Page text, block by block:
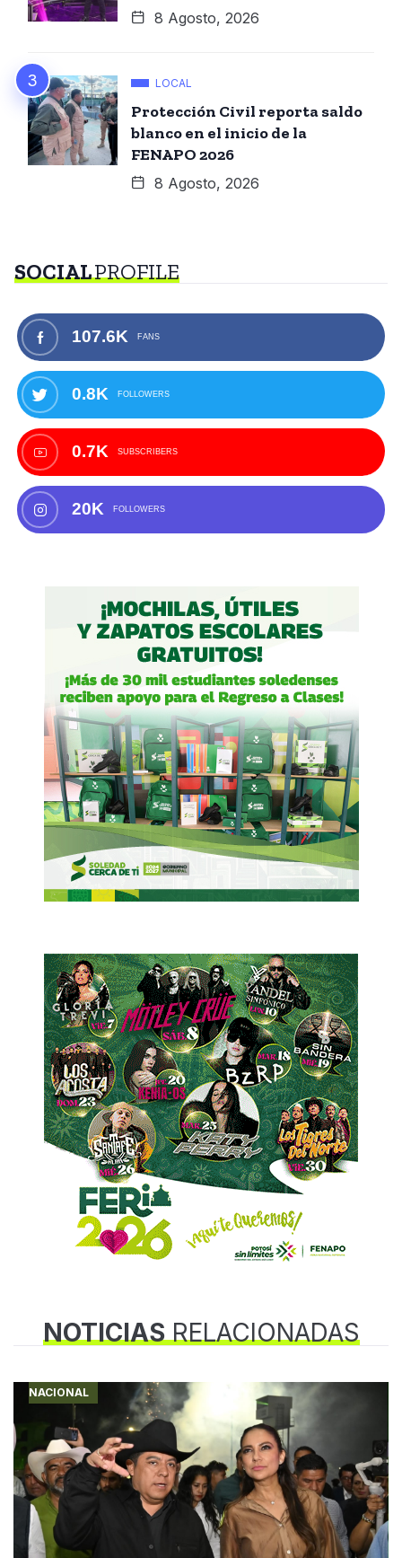
8 Agosto, 2026
LOCAL
Protección Civil reporta saldo
blanco en el inicio de la
FENAPO 2026
8 Agosto, 2026
SOCIALPROFILE
107.6K FANS
0.8K FOLLOWERS
0.7K SUBSCRIBERS
20K FOLLOWERS
NOTICIASRELACIONADAS
NACIONAL